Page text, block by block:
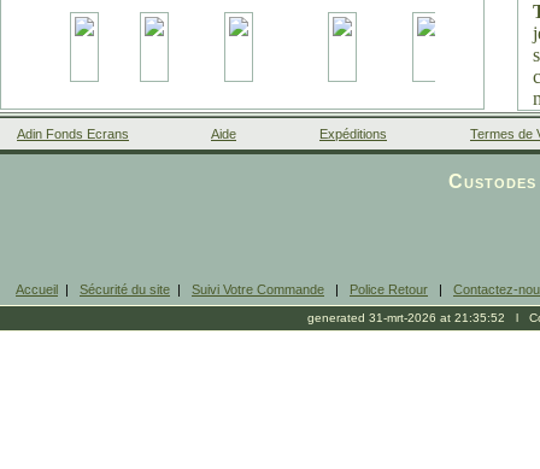
Adin Fonds Ecrans Aide Expéditions Termes de
Accueil | Sécurité du site | Suivi Votre Commande | Police Retour | Contactez-
generated 31-mrt-2026 at 21:35:52 l